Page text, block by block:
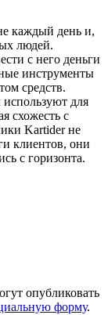
каждый день и,
людей.
с него деньги
инструменты
средств.
для
схожесть с
Kartider не
клиентов, они
с горизонта.
опубликовать
форму.